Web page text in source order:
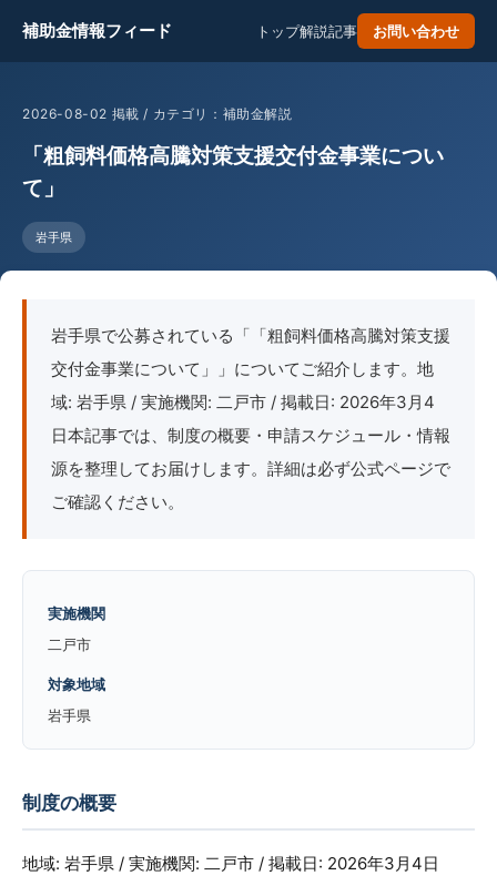
補助金情報フィード トップ解説記事 お問い合わせ
2026-08-02 掲載 / カテゴリ：補助金解説
「粗飼料価格高騰対策支援交付金事業につい
て」
岩手県
岩手県で公募されている「「粗飼料価格高騰対策支援
交付金事業について」」についてご紹介します。地
域: 岩手県 / 実施機関: 二戸市 / 掲載日: 2026年3月4
日本記事では、制度の概要・申請スケジュール・情報
源を整理してお届けします。詳細は必ず公式ページで
ご確認ください。
実施機関
二戸市
対象地域
岩手県
制度の概要
地域: 岩手県 / 実施機関: 二戸市 / 掲載日: 2026年3月4日